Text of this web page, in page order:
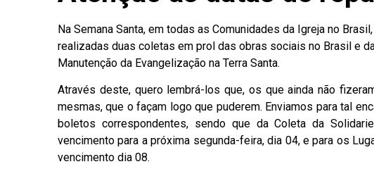
Na Semana Santa, em todas as Comunidades da Igreja no
realizadas duas coletas em prol das obras sociais no Brasil e
Manutenção da Evangelização na Terra Santa.
Através deste, quero lembrá-los que, os que ainda não
mesmas, que o façam logo que puderem. Enviamos para tal
boletos correspondentes, sendo que da Coleta da
vencimento para a próxima segunda-feira, dia 04, e para os
vencimento dia 08.